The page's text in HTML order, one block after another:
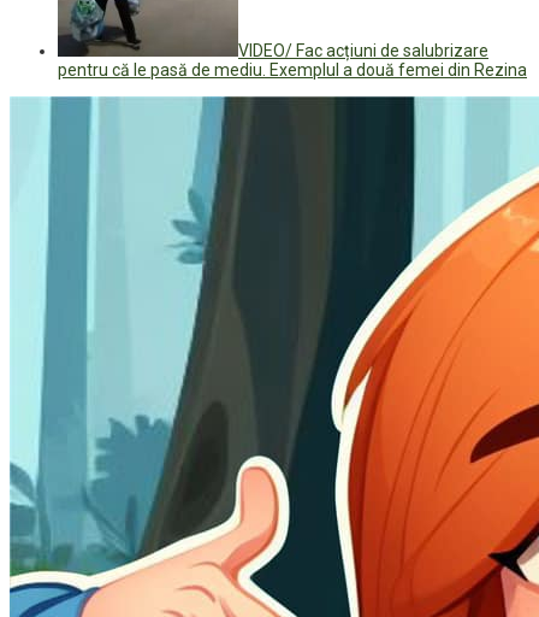
VIDEO/ Fac acțiuni de salubrizare
pentru că le pasă de mediu. Exemplul a două femei din Rezina